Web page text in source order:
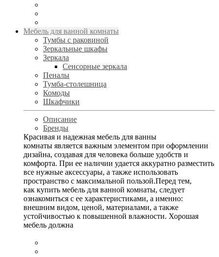
Мебель для ванной комнаты
Тумбы с раковиной
Зеркальные шкафы
Зеркала
Сенсорные зеркала
Пеналы
Тумба-столешница
Комоды
Шкафчики
Описание
Бренды
Красивая и надежная мебель для ванны
комнаты является важным элементом при оформлении
дизайна, создавая для человека больше удобств и
комфорта. При ее наличии удается аккуратно разместить
все нужные аксессуары, а также использовать
пространство с максимальной пользой.Перед тем,
как купить мебель для ванной комнаты, следует
ознакомиться с ее характеристиками, а именно:
внешним видом, ценой, материалами, а также
устойчивостью к повышенной влажности. Хорошая
мебель должна